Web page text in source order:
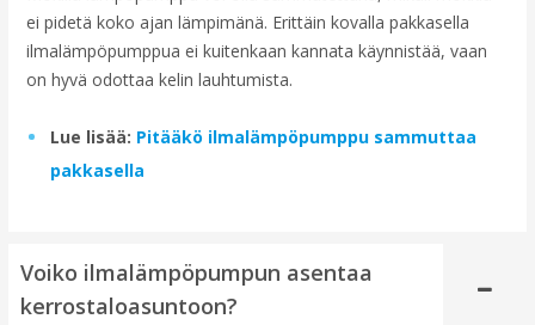
ei pidetä koko ajan lämpimänä. Erittäin kovalla pakkasella
ilmalämpöpumppua ei kuitenkaan kannata käynnistää, vaan
on hyvä odottaa kelin lauhtumista.
Lue lisää: Pitääkö ilmalämpöpumppu sammuttaa
pakkasella
Voiko ilmalämpöpumpun asentaa
kerrostaloasuntoon?